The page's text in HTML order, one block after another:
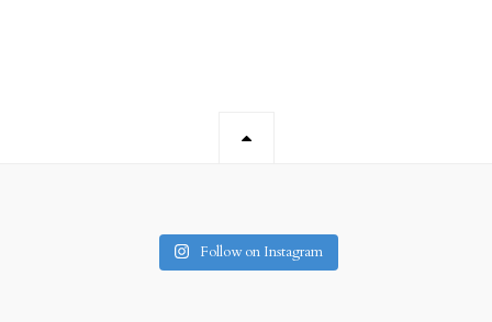
Follow on Instagram